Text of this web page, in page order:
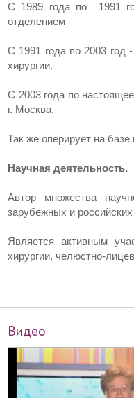
С 1989 года по 1991
отделением
С 1991 года по 2003 год
хирургии.
С 2003 года по
г. Москва.
Так же оперирует на базе
Научная деятельность.
Автор множества
зарубежных и
Является активным
хирургии, челюстно-
Видео